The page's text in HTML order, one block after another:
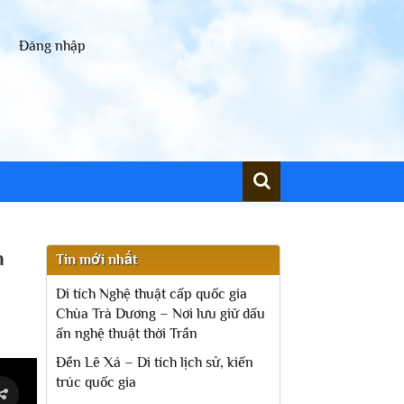
Đăng nhập
Tin mới nhất
Di tích Nghệ thuật cấp quốc gia
Chùa Trà Dương – Nơi lưu giữ dấu
ấn nghệ thuật thời Trần
Đền Lê Xá – Di tích lịch sử, kiến
trúc quốc gia